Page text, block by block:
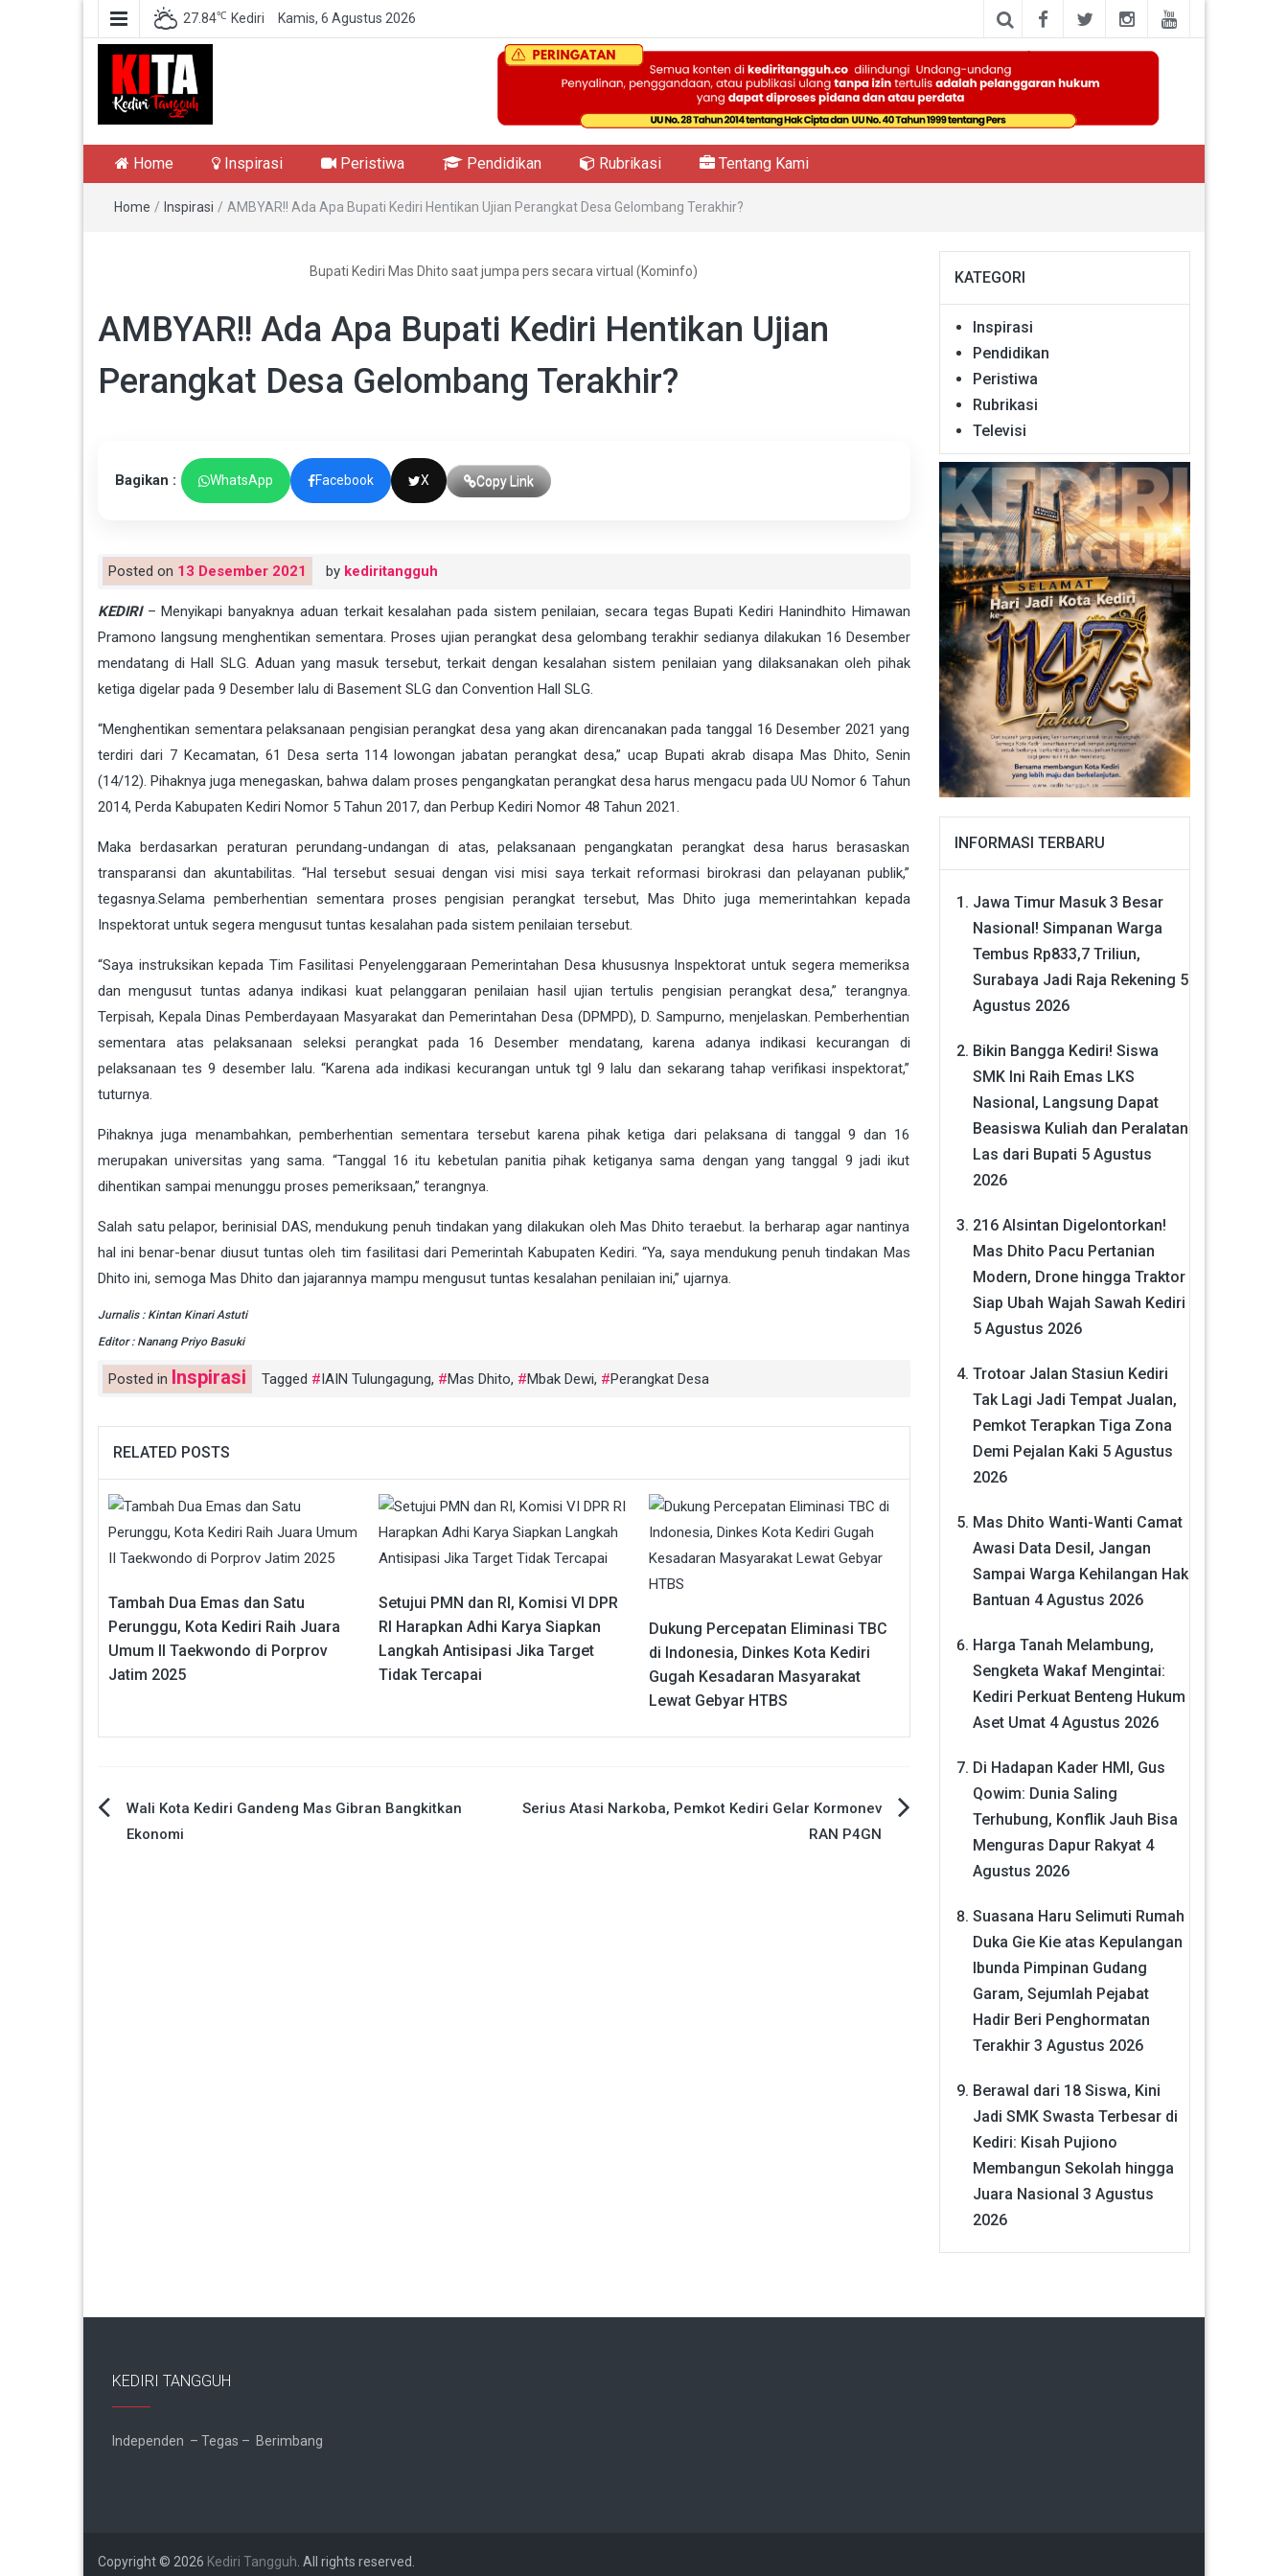
27.84℃ Kediri Kamis, 6 Agustus 2026
Kediri Tangguh
Home Inspirasi Peristiwa Pendidikan Rubrikasi Tentang Kami
Home / Inspirasi / AMBYAR!! Ada Apa Bupati Kediri Hentikan Ujian Perangkat Desa Gelombang Terakhir?
Bupati Kediri Mas Dhito saat jumpa pers secara virtual (Kominfo)
AMBYAR!! Ada Apa Bupati Kediri Hentikan Ujian
Perangkat Desa Gelombang Terakhir?
Bagikan : WhatsApp Facebook X Copy Link
Posted on 13 Desember 2021 by kediritangguh
KEDIRI– Menyikapi banyaknya aduan terkait kesalahan pada sistem penilaian, secara tegas Bupati Kediri Hanindhito Himawan
Pramono langsung menghentikan sementara. Proses ujian perangkat desa gelombang terakhir sedianya dilakukan 16 Desember
mendatang di Hall SLG. Aduan yang masuk tersebut, terkait dengan kesalahan sistem penilaian yang dilaksanakan oleh pihak
ketiga digelar pada 9 Desember lalu di Basement SLG dan Convention Hall SLG.
“Menghentikan sementara pelaksanaan pengisian perangkat desa yang akan direncanakan pada tanggal 16 Desember 2021 yang
terdiri dari 7 Kecamatan, 61 Desa serta 114 lowongan jabatan perangkat desa,” ucap Bupati akrab disapa Mas Dhito, Senin
(14/12). Pihaknya juga menegaskan, bahwa dalam proses pengangkatan perangkat desa harus mengacu pada UU Nomor 6 Tahun
2014, Perda Kabupaten Kediri Nomor 5 Tahun 2017, dan Perbup Kediri Nomor 48 Tahun 2021.
Maka berdasarkan peraturan perundang-undangan di atas, pelaksanaan pengangkatan perangkat desa harus berasaskan
transparansi dan akuntabilitas. “Hal tersebut sesuai dengan visi misi saya terkait reformasi birokrasi dan pelayanan publik,”
tegasnya.Selama pemberhentian sementara proses pengisian perangkat tersebut, Mas Dhito juga memerintahkan kepada
Inspektorat untuk segera mengusut tuntas kesalahan pada sistem penilaian tersebut.
“Saya instruksikan kepada Tim Fasilitasi Penyelenggaraan Pemerintahan Desa khususnya Inspektorat untuk segera memeriksa
dan mengusut tuntas adanya indikasi kuat pelanggaran penilaian hasil ujian tertulis pengisian perangkat desa,” terangnya.
Terpisah, Kepala Dinas Pemberdayaan Masyarakat dan Pemerintahan Desa (DPMPD), D. Sampurno, menjelaskan. Pemberhentian
sementara atas pelaksanaan seleksi perangkat pada 16 Desember mendatang, karena adanya indikasi kecurangan di
pelaksanaan tes 9 desember lalu. “Karena ada indikasi kecurangan untuk tgl 9 lalu dan sekarang tahap verifikasi inspektorat,”
tuturnya.
Pihaknya juga menambahkan, pemberhentian sementara tersebut karena pihak ketiga dari pelaksana di tanggal 9 dan 16
merupakan universitas yang sama. “Tanggal 16 itu kebetulan panitia pihak ketiganya sama dengan yang tanggal 9 jadi ikut
dihentikan sampai menunggu proses pemeriksaan,” terangnya.
Salah satu pelapor, berinisial DAS, mendukung penuh tindakan yang dilakukan oleh Mas Dhito teraebut. Ia berharap agar nantinya
hal ini benar-benar diusut tuntas oleh tim fasilitasi dari Pemerintah Kabupaten Kediri. “Ya, saya mendukung penuh tindakan Mas
Dhito ini, semoga Mas Dhito dan jajarannya mampu mengusut tuntas kesalahan penilaian ini,” ujarnya.
Jurnalis : Kintan Kinari Astuti
Editor : Nanang Priyo Basuki
Posted in Inspirasi Tagged IAIN Tulungagung, Mas Dhito, Mbak Dewi, Perangkat Desa
RELATED POSTS
Tambah Dua Emas dan Satu
Perunggu, Kota Kediri Raih Juara
Umum II Taekwondo di Porprov
Jatim 2025
Setujui PMN dan RI, Komisi VI DPR
RI Harapkan Adhi Karya Siapkan
Langkah Antisipasi Jika Target
Tidak Tercapai
Dukung Percepatan Eliminasi TBC
di Indonesia, Dinkes Kota Kediri
Gugah Kesadaran Masyarakat
Lewat Gebyar HTBS
Navigasi
Wali Kota Kediri Gandeng Mas Gibran Bangkitkan
Ekonomi
Serius Atasi Narkoba, Pemkot Kediri Gelar Kormonev
RAN P4GN
KATEGORI
Inspirasi
Pendidikan
Peristiwa
Rubrikasi
Televisi
INFORMASI TERBARU
Jawa Timur Masuk 3 Besar
Nasional! Simpanan Warga
Tembus Rp833,7 Triliun,
Surabaya Jadi Raja Rekening 5
Agustus 2026
Bikin Bangga Kediri! Siswa
SMK Ini Raih Emas LKS
Nasional, Langsung Dapat
Beasiswa Kuliah dan Peralatan
Las dari Bupati 5 Agustus
2026
216 Alsintan Digelontorkan!
Mas Dhito Pacu Pertanian
Modern, Drone hingga Traktor
Siap Ubah Wajah Sawah Kediri
5 Agustus 2026
Trotoar Jalan Stasiun Kediri
Tak Lagi Jadi Tempat Jualan,
Pemkot Terapkan Tiga Zona
Demi Pejalan Kaki 5 Agustus
2026
Mas Dhito Wanti-Wanti Camat
Awasi Data Desil, Jangan
Sampai Warga Kehilangan Hak
Bantuan 4 Agustus 2026
Harga Tanah Melambung,
Sengketa Wakaf Mengintai:
Kediri Perkuat Benteng Hukum
Aset Umat 4 Agustus 2026
Di Hadapan Kader HMI, Gus
Qowim: Dunia Saling
Terhubung, Konflik Jauh Bisa
Menguras Dapur Rakyat 4
Agustus 2026
Suasana Haru Selimuti Rumah
Duka Gie Kie atas Kepulangan
Ibunda Pimpinan Gudang
Garam, Sejumlah Pejabat
Hadir Beri Penghormatan
Terakhir 3 Agustus 2026
Berawal dari 18 Siswa, Kini
Jadi SMK Swasta Terbesar di
Kediri: Kisah Pujiono
Membangun Sekolah hingga
Juara Nasional 3 Agustus
2026
KEDIRI TANGGUH
Independen – Tegas – Berimbang
Copyright © 2026 Kediri Tangguh . All rights reserved.